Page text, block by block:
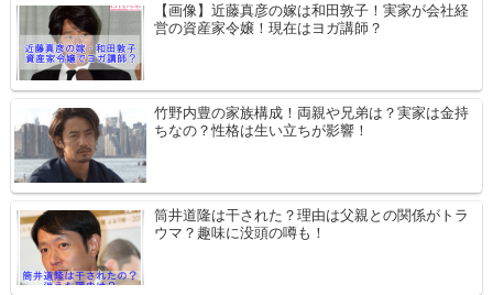
【画像】近藤真彦の嫁は和田敦子！実家が会社経
営の資産家令嬢！現在はヨガ講師？
竹野内豊の家族構成！両親や兄弟は？実家は金持
ちなの？性格は生い立ちが影響！
筒井道隆は干された？理由は父親との関係がトラ
ウマ？趣味に没頭の噂も！